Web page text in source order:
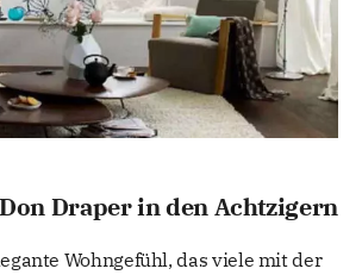
Draper in den Achtzigern
Wohngefühl, das viele mit der